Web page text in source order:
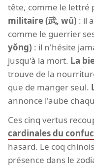
tête, comme le lettré
militaire (武, wǔ) : il
comme le guerrier
yǒng) : il n'hésite
jusqu'à la mort. La
trouve de la
que de manger seul.
annonce l'aube
Ces cinq vertus
cardinales du
hasard. Le coq
présence dans le